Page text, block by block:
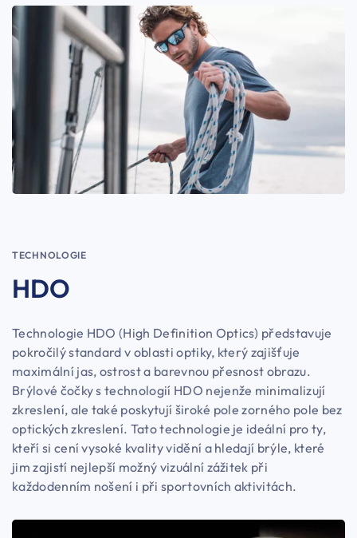
TECHNOLOGIE
HDO
Technologie HDO (High Definition Optics) představuje
pokročilý standard v oblasti optiky, který zajišťuje
maximální jas, ostrost a barevnou přesnost obrazu.
Brýlové čočky s technologií HDO nejenže minimalizují
zkreslení, ale také poskytují široké pole zorného pole bez
optických zkreslení. Tato technologie je ideální pro ty,
kteří si cení vysoké kvality vidění a hledají brýle, které
jim zajistí nejlepší možný vizuální zážitek při
každodenním nošení i při sportovních aktivitách.